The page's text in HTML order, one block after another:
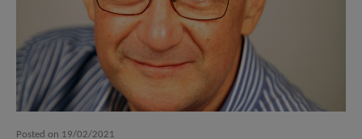
Postedon 19/02/2021